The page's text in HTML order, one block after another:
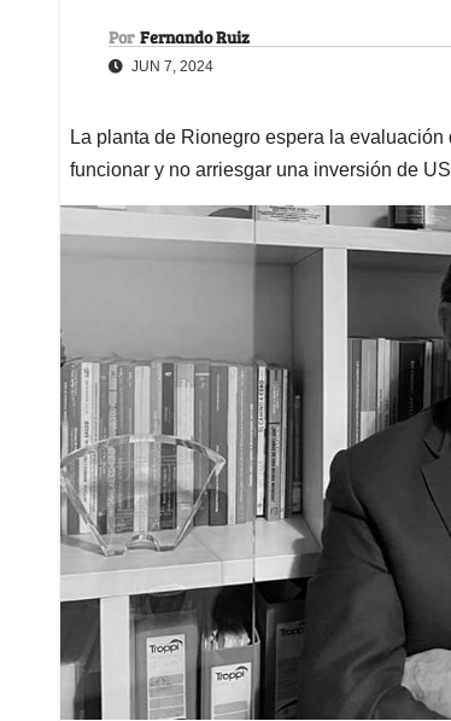
Por Fernando Ruiz
JUN 7, 2024
La planta de Rionegro espera la
funcionar y no arriesgar una inversión de